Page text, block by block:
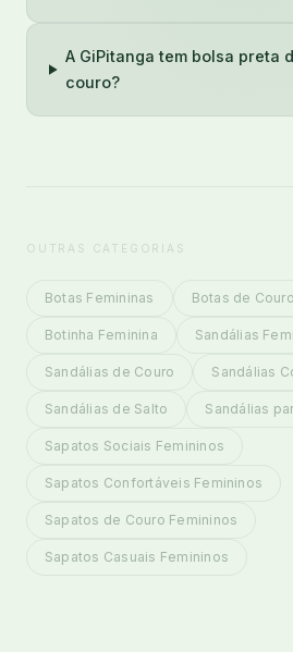
A GiPitanga tem bolsa preta
couro?
OUTRAS CATEGORIAS
Botas Femininas Botas de
Botinha Feminina Sandálias
Sandálias de Couro Sandálias
Sandálias de Salto Sandálias
Sapatos Sociais Femininos
Sapatos Confortáveis Femininos
Sapatos de Couro Femininos
Sapatos Casuais Femininos